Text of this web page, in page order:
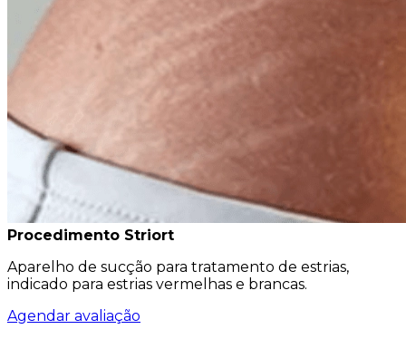
Procedimento Striort
Aparelho de sucção para tratamento de estrias,
indicado para estrias vermelhas e brancas.
Agendar avaliação